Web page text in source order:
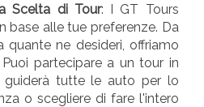
Scelta di Tour: I GT Tours
base alle tue preferenze. Da
ne desideri, offriamo
partecipare a un tour in
guiderà tutte le auto per lo
o scegliere di fare l'intero